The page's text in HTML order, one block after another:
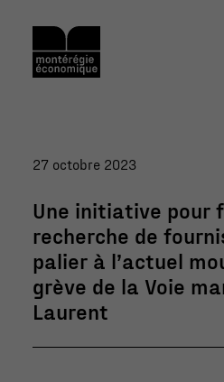
27 octobre 2023
Une initiative pour
recherche de
palier à l’actuel
grève de la Voie
Laurent